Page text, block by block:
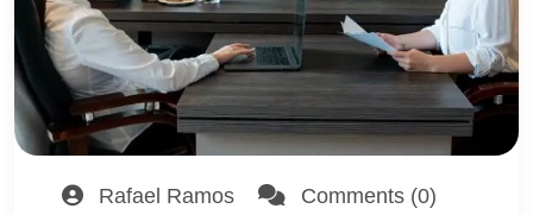
Rafael Ramos
Comments (0)